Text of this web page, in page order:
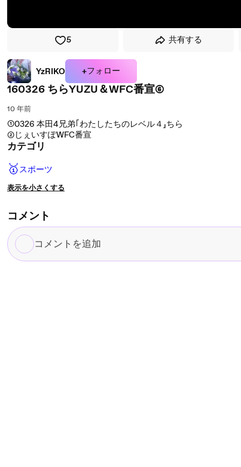
5 共有する
YzRIKO +フォロー
160326 ちらYUZU＆WFC番宣⑥
10 年前
①0326 本田4兄弟｢わたしたちのレベル４」ちら
②じぇいすぽWFC番宣
カテゴリ
🥇スポーツ
表示を小さくする
コメント
コ
メ